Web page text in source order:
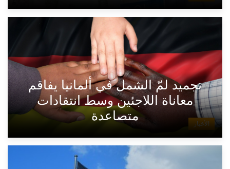
الأخبار
تجميد لمّ الشمل في ألمانيا يفاقم
معاناة اللاجئين وسط انتقادات
متصاعدة